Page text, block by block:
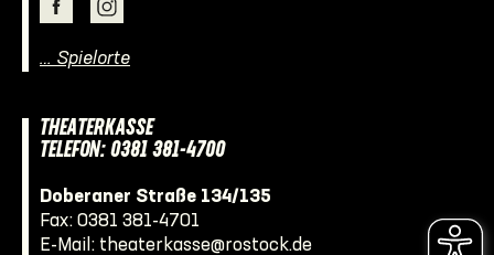
… Spielorte
THEATERKASSE
TELEFON: 0381 381-4700
Doberaner Straße 134/135
Fax: 0381 381-4701
E-Mail: theaterkasse@rostock.de